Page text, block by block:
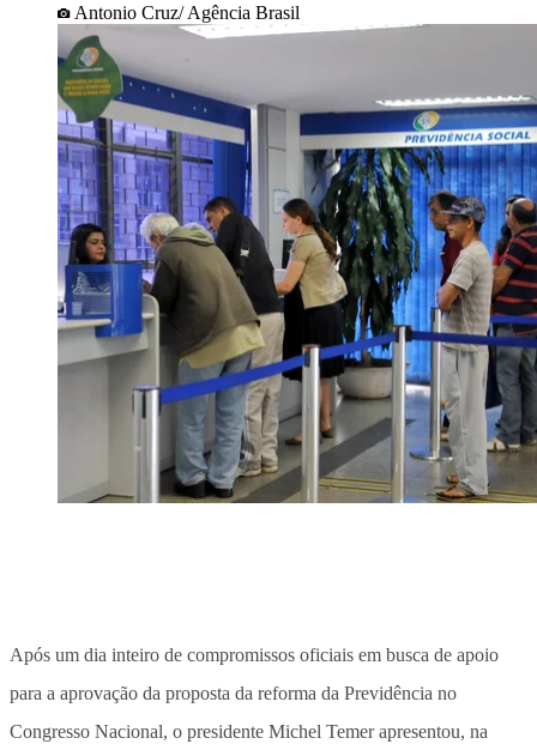
Antonio Cruz/ Agência Brasil
Após um dia inteiro de compromissos oficiais em busca de apoio
para a aprovação da proposta da reforma da Previdência no
Congresso Nacional, o presidente Michel Temer apresentou, na